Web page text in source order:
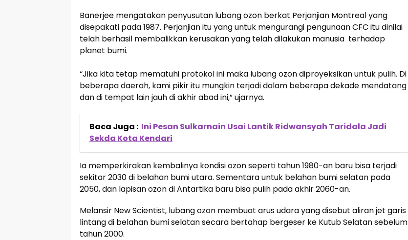
Banerjee mengatakan penyusutan lubang ozon berkat Perjanjian Montreal yang
disepakati pada 1987. Perjanjian itu yang untuk mengurangi pengunaan CFC itu dinilai
telah berhasil membalikkan kerusakan yang telah dilakukan manusia terhadap
planet bumi.
“Jika kita tetap mematuhi protokol ini maka lubang ozon diproyeksikan untuk pulih. Di
beberapa daerah, kami pikir itu mungkin terjadi dalam beberapa dekade mendatang
dan di tempat lain jauh di akhir abad ini,” ujarnya.
Baca Juga : Ini Pesan Sulkarnain Usai Lantik Ridwansyah Taridala Jadi
Sekda Kota Kendari
Ia memperkirakan kembalinya kondisi ozon seperti tahun 1980-an baru bisa terjadi
sekitar 2030 di belahan bumi utara. Sementara untuk belahan bumi selatan pada
2050, dan lapisan ozon di Antartika baru bisa pulih pada akhir 2060-an.
Melansir New Scientist, lubang ozon membuat arus udara yang disebut aliran jet garis
lintang di belahan bumi selatan secara bertahap bergeser ke Kutub Selatan sebelum
tahun 2000.